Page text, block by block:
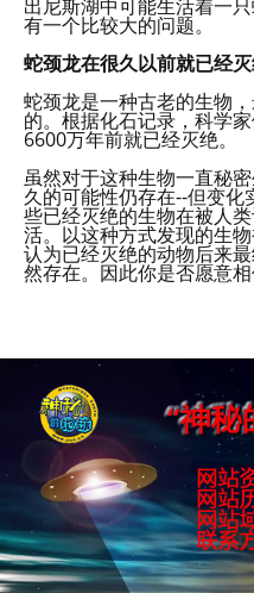
出尼斯湖中可能生活着一
有一个比较大的问题。
蛇颈龙在很久以前就已经
蛇颈龙是一种古老的生物
的。根据化石记录，科学
6600万年前就已经灭绝。
虽然对于这种生物一直秘
久的可能性仍存在--但变
些已经灭绝的生物在被人
活。以这种方式发现的生
认为已经灭绝的动物后来
然存在。因此你是否愿意相